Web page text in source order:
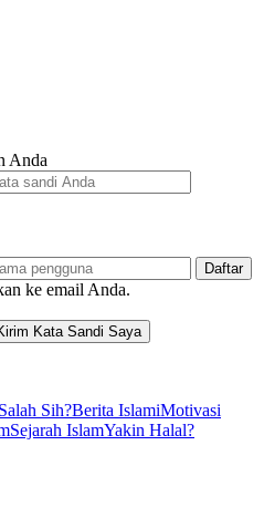
Anda
ke email Anda.
Sih?Berita IslamiMotivasi
Sejarah IslamYakin Halal?